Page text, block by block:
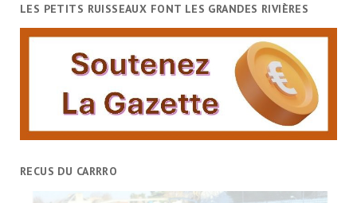
LES PETITS RUISSEAUX FONT LES GRANDES RIVIÈRES
RECUS DU CARRRO